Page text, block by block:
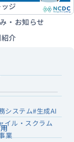
ジ
・お知らせ
介
システム#生成AI
イル・スクラム
業